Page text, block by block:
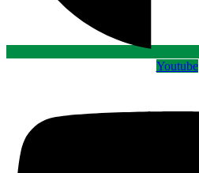
Youtube